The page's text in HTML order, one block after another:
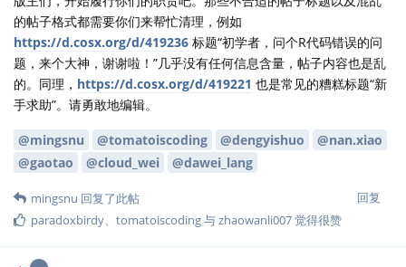
的帖子格式都需要你们来帮忙清理，例如
https://d.cosx.org/d/419236 标题“初学者，问个R代码错误的问
题，来个大神，谢谢啦！”几乎没有任何信息含量，帖子内容也是乱
的。同理， https://d.cosx.org/d/419221 也是常见的糟糕标题“新
手求助”。请勇敢地编辑。
@mingsnu @tomatoiscoding @dengyishuo
@nan.xiao
@gaotao
@cloud_wei @dawei_lang
回复
mingsnu 回复了此帖
paradoxbirdy、 tomatoiscoding与zhaowanli007觉得很赞